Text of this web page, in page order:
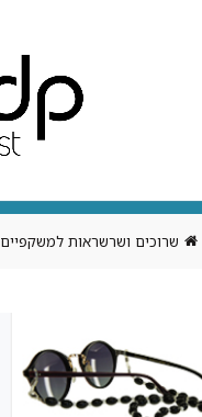
אופטיקה
שרוכים ושרשראות למשקפיים